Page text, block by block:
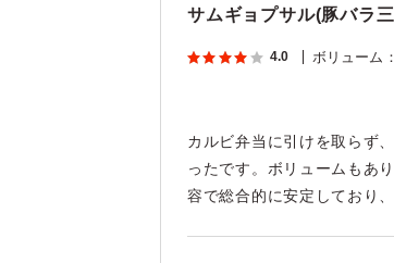
サムギョプサル(豚バラ
4.0 ボリューム ：
カルビ弁当に引けを取らず
ったです。ボリュームもあ
容で総合的に安定しており